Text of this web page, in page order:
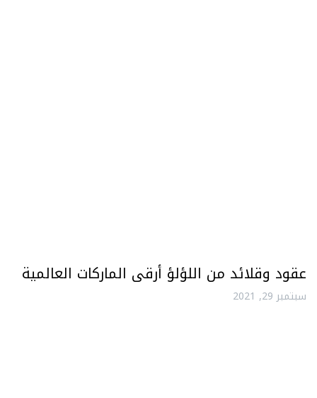
عقود وقلائد من اللؤلؤ أرقى الماركات العالمية
سبتمبر 29, 2021